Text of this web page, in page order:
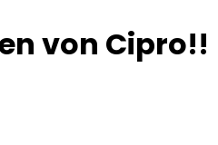
von Cipro!!